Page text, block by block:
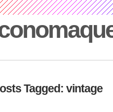
Tagged: vintage